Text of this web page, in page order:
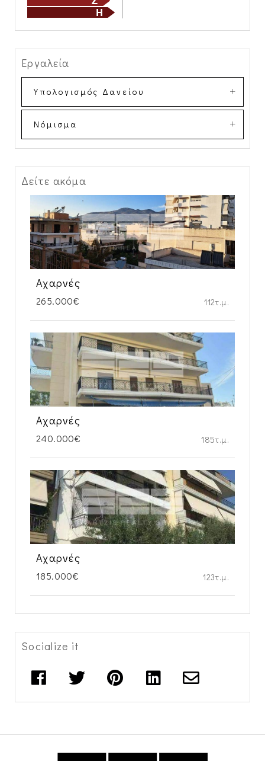
Εργαλεία
Υπολογισμός Δανείου
Νόμισμα
Δείτε ακόμα
Αχαρνές
265.000€ 112τ.μ.
Αχαρνές
240.000€ 185τ.μ.
Αχαρνές
185.000€ 123τ.μ.
Socialize it